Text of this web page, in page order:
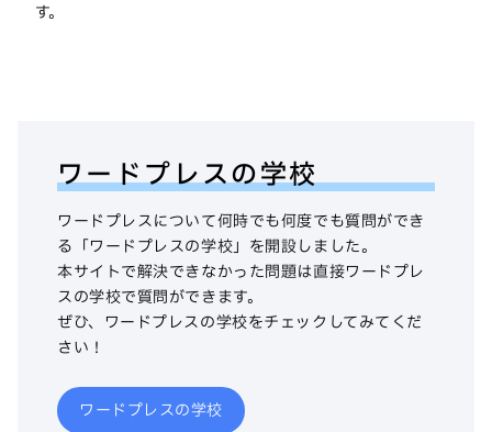
す。
ワードプレスの学校
ワードプレスについて何時でも何度でも質問ができ
る「ワードプレスの学校」を開設しました。
本サイトで解決できなかった問題は直接ワードプレ
スの学校で質問ができます。
ぜひ、ワードプレスの学校をチェックしてみてくだ
さい！
ワードプレスの学校